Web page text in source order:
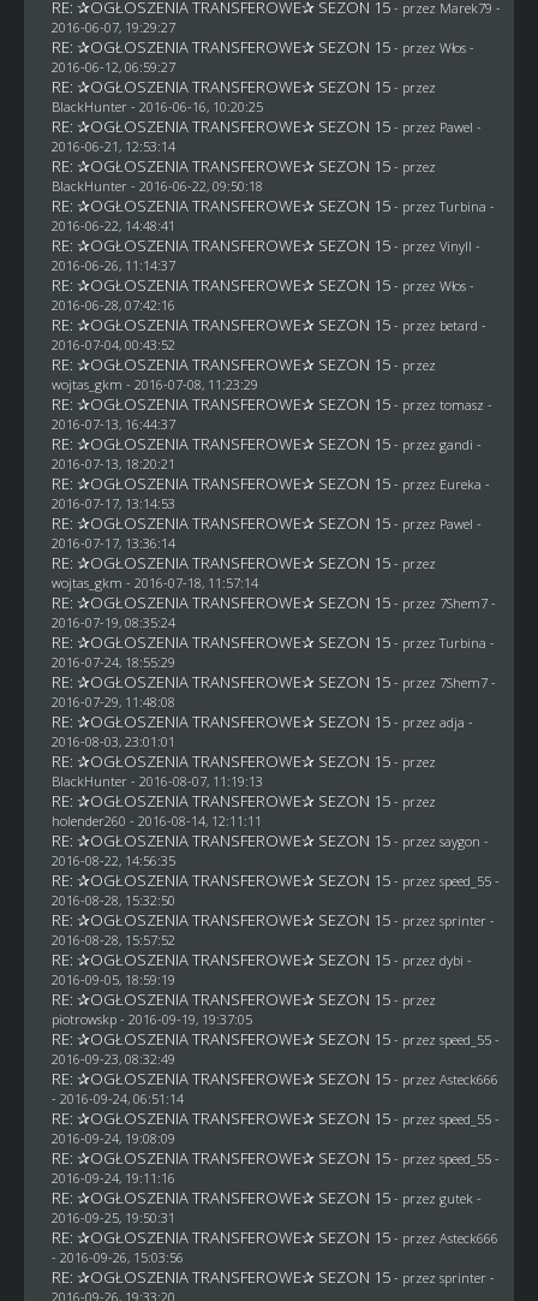
RE: ✰OGŁOSZENIA TRANSFEROWE✰ SEZON 15 - przez Marek79 -
2016-06-07, 19:29:27
RE: ✰OGŁOSZENIA TRANSFEROWE✰ SEZON 15 - przez Włos-
2016-06-12, 06:59:27
RE: ✰OGŁOSZENIA TRANSFEROWE✰ SEZON 15 - przez
BlackHunter- 2016-06-16, 10:20:25
RE: ✰OGŁOSZENIA TRANSFEROWE✰ SEZON 15 - przez Pawel -
2016-06-21, 12:53:14
RE: ✰OGŁOSZENIA TRANSFEROWE✰ SEZON 15 - przez
BlackHunter- 2016-06-22, 09:50:18
RE: ✰OGŁOSZENIA TRANSFEROWE✰ SEZON 15 - przez Turbina -
2016-06-22, 14:48:41
RE: ✰OGŁOSZENIA TRANSFEROWE✰ SEZON 15 - przez Vinyll -
2016-06-26, 11:14:37
RE: ✰OGŁOSZENIA TRANSFEROWE✰ SEZON 15 - przez Włos-
2016-06-28, 07:42:16
RE: ✰OGŁOSZENIA TRANSFEROWE✰ SEZON 15 - przez betard -
2016-07-04, 00:43:52
RE: ✰OGŁOSZENIA TRANSFEROWE✰ SEZON 15 - przez
wojtas_gkm - 2016-07-08, 11:23:29
RE: ✰OGŁOSZENIA TRANSFEROWE✰ SEZON 15 - przez tomasz -
2016-07-13, 16:44:37
RE: ✰OGŁOSZENIA TRANSFEROWE✰ SEZON 15 - przez gandi -
2016-07-13, 18:20:21
RE: ✰OGŁOSZENIA TRANSFEROWE✰ SEZON 15 - przez Eureka -
2016-07-17, 13:14:53
RE: ✰OGŁOSZENIA TRANSFEROWE✰ SEZON 15 - przez Pawel -
2016-07-17, 13:36:14
RE: ✰OGŁOSZENIA TRANSFEROWE✰ SEZON 15 - przez
wojtas_gkm - 2016-07-18, 11:57:14
RE: ✰OGŁOSZENIA TRANSFEROWE✰ SEZON 15 - przez 7Shem7-
2016-07-19, 08:35:24
RE: ✰OGŁOSZENIA TRANSFEROWE✰ SEZON 15 - przez Turbina -
2016-07-24, 18:55:29
RE: ✰OGŁOSZENIA TRANSFEROWE✰ SEZON 15 - przez 7Shem7-
2016-07-29, 11:48:08
RE: ✰OGŁOSZENIA TRANSFEROWE✰ SEZON 15 - przez adja -
2016-08-03, 23:01:01
RE: ✰OGŁOSZENIA TRANSFEROWE✰ SEZON 15 - przez
BlackHunter- 2016-08-07, 11:19:13
RE: ✰OGŁOSZENIA TRANSFEROWE✰ SEZON 15 - przez
holender260 - 2016-08-14, 12:11:11
RE: ✰OGŁOSZENIA TRANSFEROWE✰ SEZON 15 - przez saygon -
2016-08-22, 14:56:35
RE: ✰OGŁOSZENIA TRANSFEROWE✰ SEZON 15 - przez speed_55 -
2016-08-28, 15:32:50
RE: ✰OGŁOSZENIA TRANSFEROWE✰ SEZON 15 - przez sprinter -
2016-08-28, 15:57:52
RE: ✰OGŁOSZENIA TRANSFEROWE✰ SEZON 15 - przez dybi -
2016-09-05, 18:59:19
RE: ✰OGŁOSZENIA TRANSFEROWE✰ SEZON 15 - przez
piotrowskp- 2016-09-19, 19:37:05
RE: ✰OGŁOSZENIA TRANSFEROWE✰ SEZON 15 - przez speed_55 -
2016-09-23, 08:32:49
RE: ✰OGŁOSZENIA TRANSFEROWE✰ SEZON 15 - przez Asteck666
- 2016-09-24, 06:51:14
RE: ✰OGŁOSZENIA TRANSFEROWE✰ SEZON 15 - przez speed_55 -
2016-09-24, 19:08:09
RE: ✰OGŁOSZENIA TRANSFEROWE✰ SEZON 15 - przez speed_55 -
2016-09-24, 19:11:16
RE: ✰OGŁOSZENIA TRANSFEROWE✰ SEZON 15 - przez gutek -
2016-09-25, 19:50:31
RE: ✰OGŁOSZENIA TRANSFEROWE✰ SEZON 15 - przez Asteck666
- 2016-09-26, 15:03:56
RE: ✰OGŁOSZENIA TRANSFEROWE✰ SEZON 15 - przez sprinter -
2016-09-26, 19:33:20